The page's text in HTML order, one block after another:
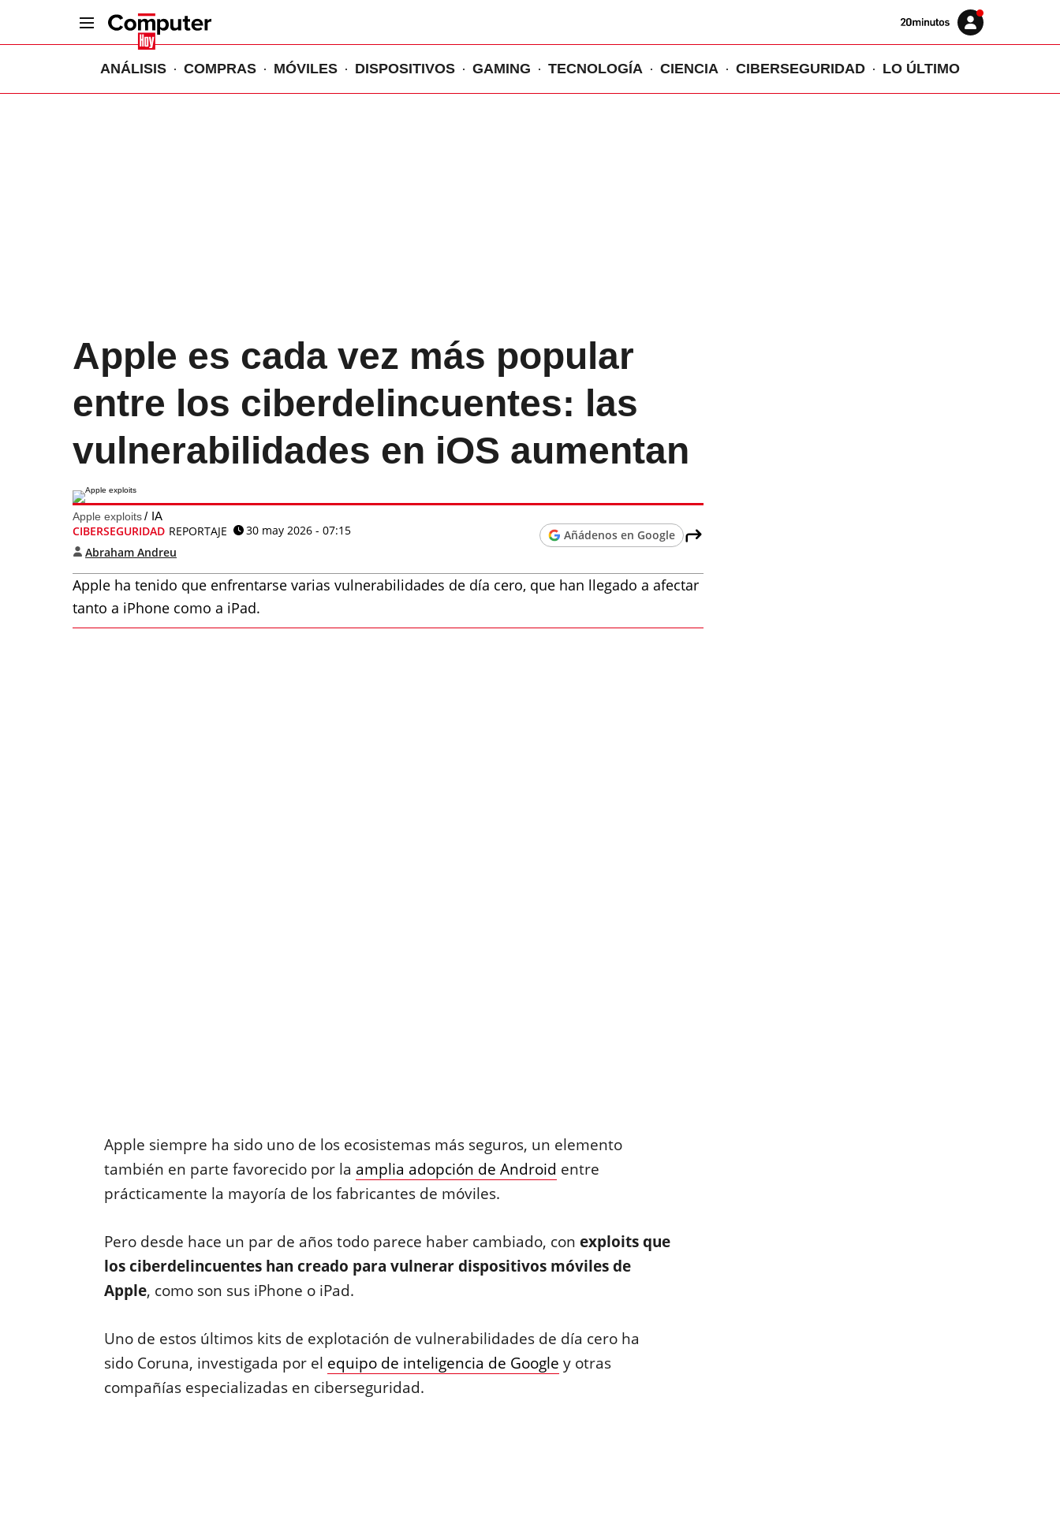
Volver
Iniciar
sesión
ANÁLISIS COMPRAS MÓVILES DISPOSITIVOS GAMING TECNOLOGÍA CIENCIA CIBERSEGURIDAD LO ÚLTIMO
Apple es cada vez más popular
entre los ciberdelincuentes: las
vulnerabilidades en iOS aumentan
Apple exploits IA
CIBERSEGURIDAD REPORTAJE
30 may 2026 - 07:15
Abraham Andreu
Añádenos en Google
Apple ha tenido que enfrentarse varias vulnerabilidades de día cero, que han llegado a afectar
tanto a iPhone como a iPad.
Apple siempre ha sido uno de los ecosistemas más seguros, un elemento
también en parte favorecido por la amplia adopción de Android entre
prácticamente la mayoría de los fabricantes de móviles.
Pero desde hace un par de años todo parece haber cambiado, con exploits que
los ciberdelincuentes han creado para vulnerar dispositivos móviles de
Apple, como son sus iPhone o iPad.
Uno de estos últimos kits de explotación de vulnerabilidades de día cero ha
sido Coruna, investigada por el equipo de inteligencia de Google y otras
compañías especializadas en ciberseguridad.